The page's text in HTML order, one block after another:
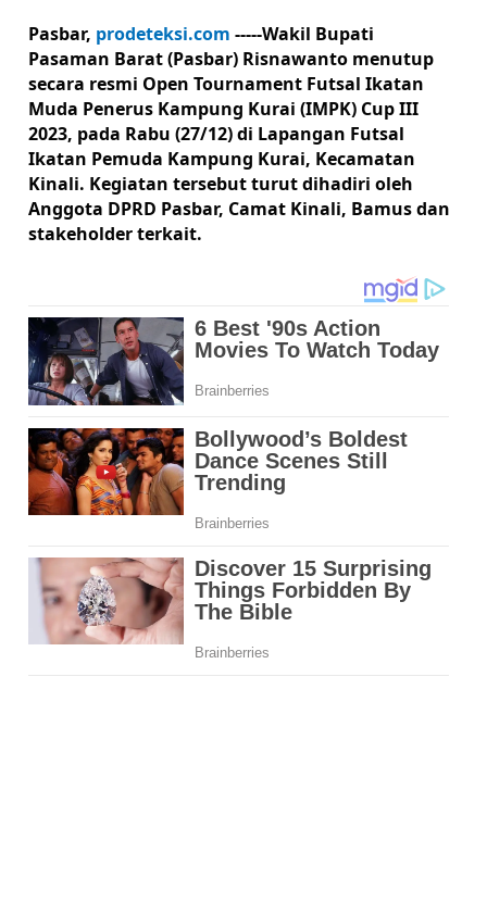
Pasbar, prodeteksi.com -----Wakil Bupati
Pasaman Barat (Pasbar) Risnawanto menutup
secara resmi Open Tournament Futsal Ikatan
Muda Penerus Kampung Kurai (IMPK) Cup III
2023, pada Rabu (27/12) di Lapangan Futsal
Ikatan Pemuda Kampung Kurai, Kecamatan
Kinali. Kegiatan tersebut turut dihadiri oleh
Anggota DPRD Pasbar, Camat Kinali, Bamus dan
stakeholder terkait.